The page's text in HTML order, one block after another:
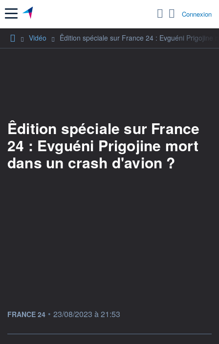
Menu Connexion
Vidéo Êdition spéciale sur France 24 : Evguéni Prigojine
Êdition spéciale sur France
24 : Evguéni Prigojine mort
dans un crash d'avion ?
information fournie par
FRANCE 24 • 23/08/2023 à 21:53